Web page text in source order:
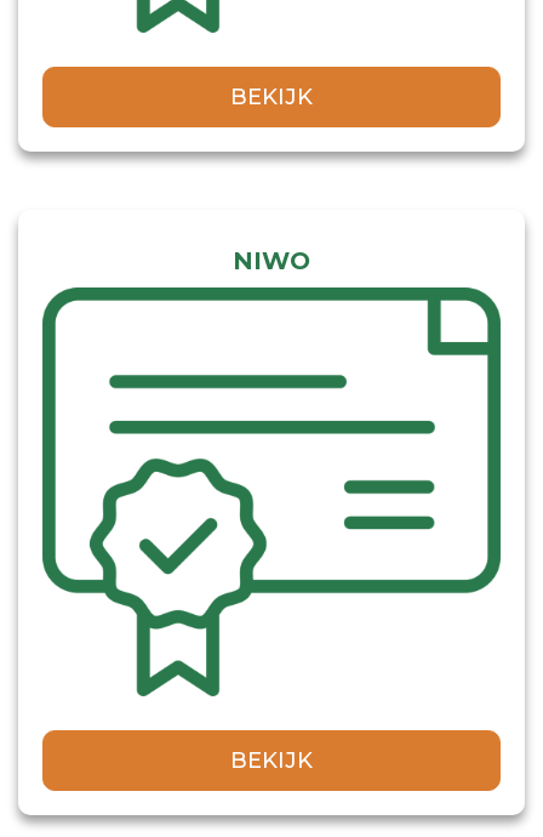
BEKIJK
NIWO
BEKIJK